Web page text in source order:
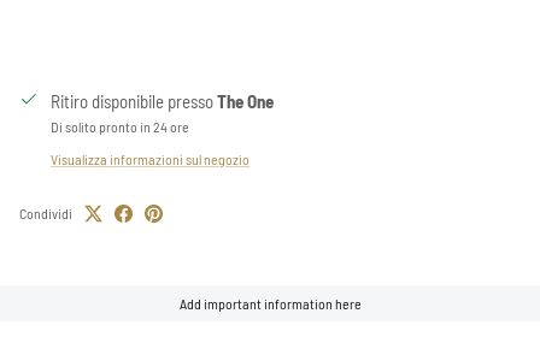
Ritiro disponibile pressoThe One
Di solito pronto in 24 ore
Visualizza informazioni sul negozio
Condividi
Add important information here